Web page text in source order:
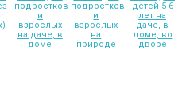
подростков
и
взрослых
на даче, в
доме
подростков
и
взрослых
на
природе
детей 5-6
лет на
даче, в
доме, во
дворе